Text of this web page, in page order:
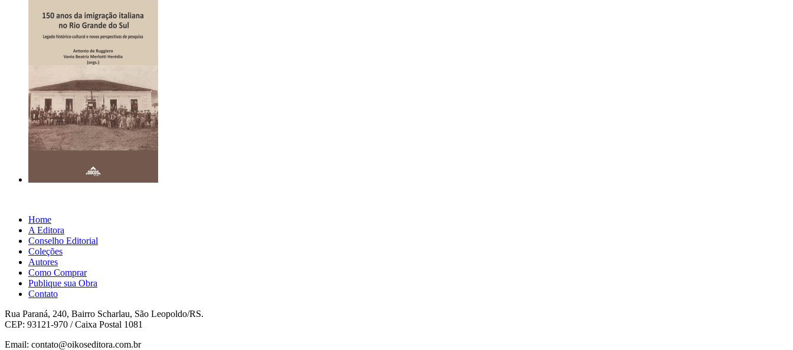
Home
A Editora
Conselho Editorial
Coleções
Autores
Como Comprar
Publique sua Obra
Contato
Rua Paraná, 240, Bairro Scharlau, São Leopoldo/RS.
CEP: 93121-970 / Caixa Postal 1081
Email: contato@oikoseditora.com.br